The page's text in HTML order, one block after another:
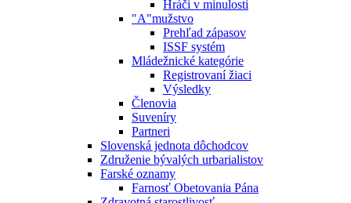
Hráči v minulosti
"A"mužstvo
Prehľad zápasov
ISSF systém
Mládežnické kategórie
Registrovaní žiaci
Výsledky
Členovia
Suveníry
Partneri
Slovenská jednota dôchodcov
Združenie bývalých urbarialistov
Farské oznamy
Farnosť Obetovania Pána